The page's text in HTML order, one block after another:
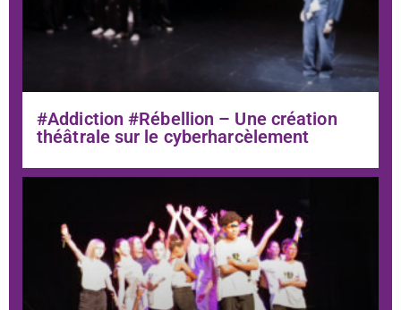
#Addiction #Rébellion – Une création
théâtrale sur le cyberharcèlement